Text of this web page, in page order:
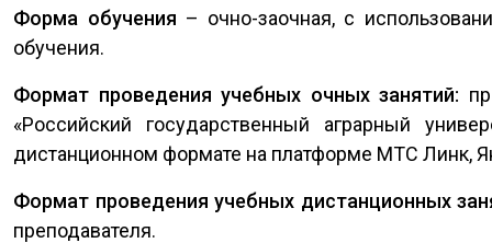
Форма обучения – очно-заочная, с
обучения.
Формат проведения учебных очных занятий:
«Российский государственный аграрный
дистанционном формате на платформе МТС Линк,
Формат проведения учебных дистанционных
преподавателя.